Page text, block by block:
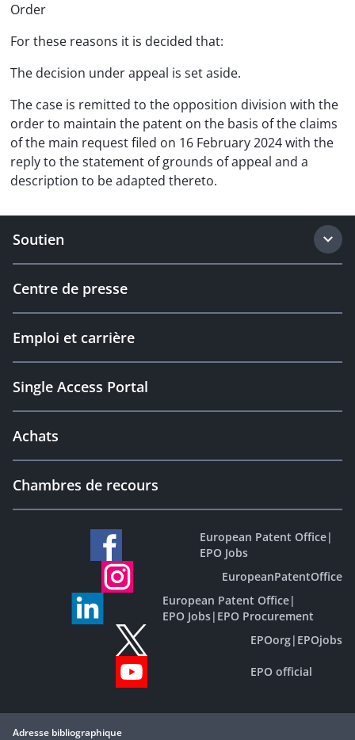
Order
For these reasons it is decided that:
The decision under appeal is set aside.
The case is remitted to the opposition division with the
order to maintain the patent on the basis of the claims
of the main request filed on 16 February 2024 with the
reply to the statement of grounds of appeal and a
description to be adapted thereto.
Soutien
Centre de presse
Emploi et carrière
Single Access Portal
Achats
Chambres de recours
European Patent Office|
EPO Jobs
EuropeanPatentOffice
European Patent Office|
EPO Jobs| EPO Procurement
EPOorg| EPOjobs
EPO official
Adresse bibliographique